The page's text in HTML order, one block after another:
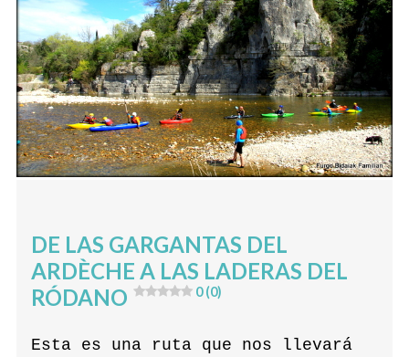
DE LAS GARGANTAS DEL
ARDÈCHE A LAS LADERAS DEL
RÓDANO
0 (0)
Esta es una ruta que nos llevará